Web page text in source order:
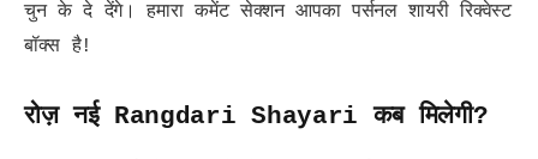
चुन के दे देंगे। हमारा कमेंट सेक्शन आपका पर्सनल शायरी रिक्वेस्ट
बॉक्स है!
रोज़ नई Rangdari Shayari कब मिलेगी?